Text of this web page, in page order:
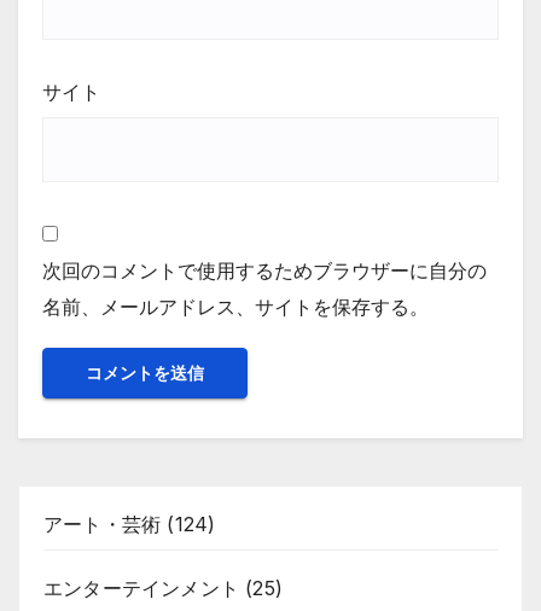
サイト
次回のコメントで使用するためブラウザーに自分の
名前、メールアドレス、サイトを保存する。
アート・芸術 (124)
エンターテインメント (25)